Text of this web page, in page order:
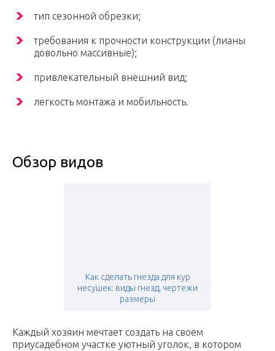
тип сезонной обрезки;
требования к прочности конструкции (лианы
довольно массивные);
привлекательный внешний вид;
легкость монтажа и мобильность.
Обзор видов
Как сделать гнезда для кур
несушек: виды гнезд, чертежи
размеры
Каждый хозяин мечтает создать на своем
приусадебном участке уютный уголок, в котором